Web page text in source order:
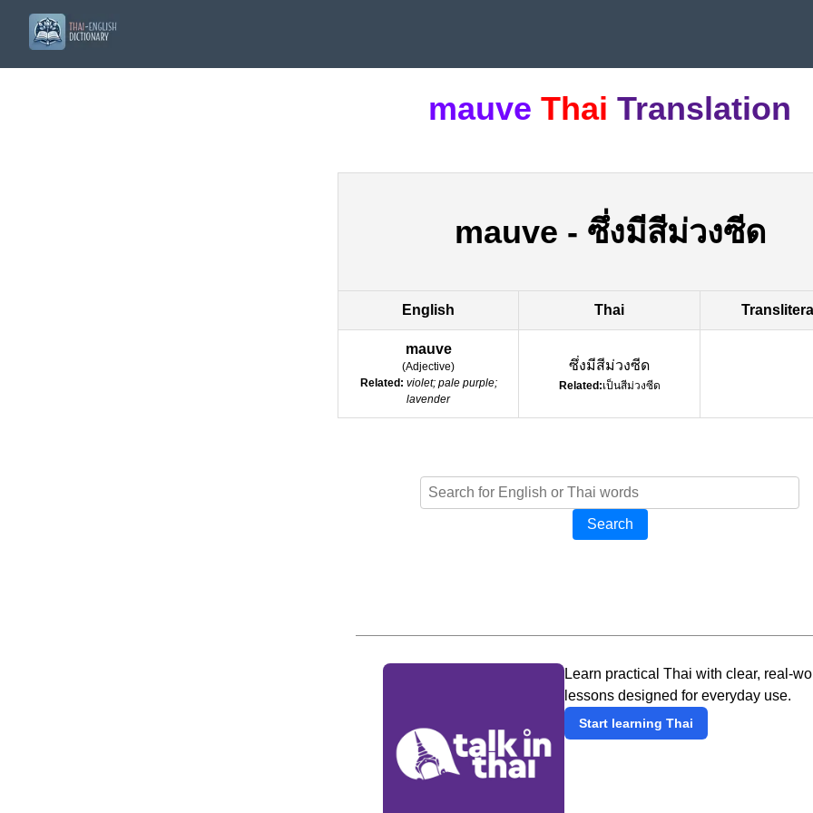
mauve Thai Translation
mauve - ซึ่งมีสีม่วงซีด
English Thai
mauve
(Adjective)
Related: violet; pale purple;
lavender
ซึ่งมีสีม่วงซีด
Related:เป็นสีม่วงซีด
Search
Learn practical Thai with clear, real-
lessons designed for everyday use.
Start learning Thai